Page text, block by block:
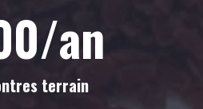
/an
terrain